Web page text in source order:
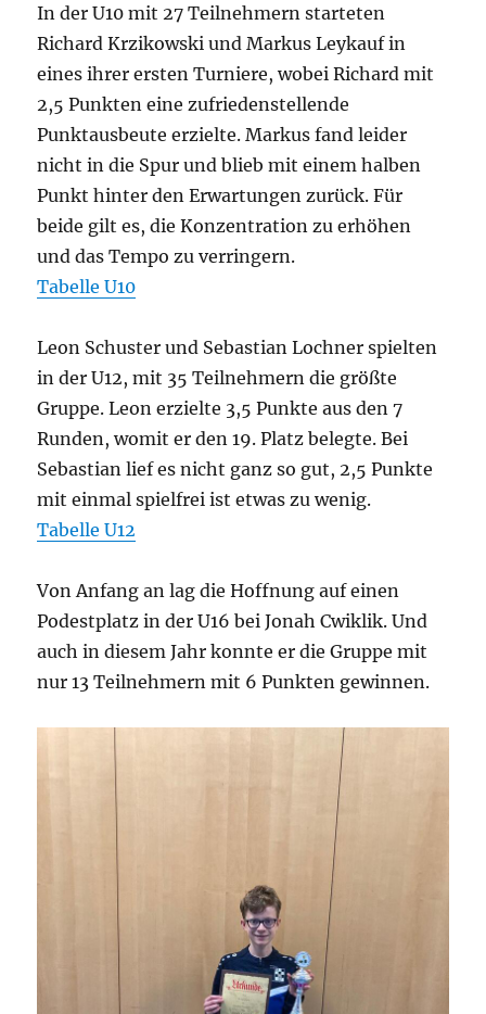
In der U10 mit 27 Teilnehmern starteten
Richard Krzikowski und Markus Leykauf in
eines ihrer ersten Turniere, wobei Richard mit
2,5 Punkten eine zufriedenstellende
Punktausbeute erzielte. Markus fand leider
nicht in die Spur und blieb mit einem halben
Punkt hinter den Erwartungen zurück. Für
beide gilt es, die Konzentration zu erhöhen
und das Tempo zu verringern.
Tabelle U10
Leon Schuster und Sebastian Lochner spielten
in der U12, mit 35 Teilnehmern die größte
Gruppe. Leon erzielte 3,5 Punkte aus den 7
Runden, womit er den 19. Platz belegte. Bei
Sebastian lief es nicht ganz so gut, 2,5 Punkte
mit einmal spielfrei ist etwas zu wenig.
Tabelle U12
Von Anfang an lag die Hoffnung auf einen
Podestplatz in der U16 bei Jonah Cwiklik. Und
auch in diesem Jahr konnte er die Gruppe mit
nur 13 Teilnehmern mit 6 Punkten gewinnen.